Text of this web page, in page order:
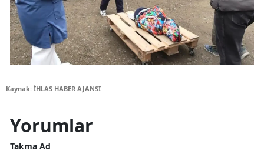
Kaynak: İHLAS HABER AJANSI
Yorumlar
Takma Ad